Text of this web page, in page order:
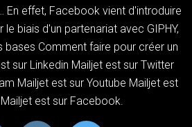
En effet, Facebook vient d'introduire
biais d'un partenariat avec GIPHY,
bases Comment faire pour créer un
sur Linkedin Mailjet est sur Twitter
Mailjet est sur Youtube Mailjet est
est sur Facebook.